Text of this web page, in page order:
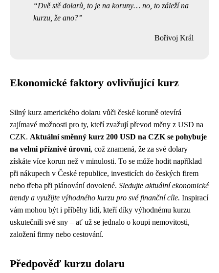
Dvě stě dolarů, to je na koruny… no, to záleží na
kurzu, že ano?
Bořivoj Král
Ekonomické faktory ovlivňující kurz
Silný kurz amerického dolaru vůči české koruně otevírá
zajímavé možnosti pro ty, kteří zvažují převod měny z USD na
CZK. Aktuální směnný kurz 200 USD na CZK se pohybuje
na velmi příznivé úrovni, což znamená, že za své dolary
získáte více korun než v minulosti. To se může hodit například
při nákupech v České republice, investicích do českých firem
nebo třeba při plánování dovolené. Sledujte aktuální ekonomické
trendy a využijte výhodného kurzu pro své finanční cíle. Inspirací
vám mohou být i příběhy lidí, kteří díky výhodnému kurzu
uskutečnili své sny – ať už se jednalo o koupi nemovitosti,
založení firmy nebo cestování.
Předpověď kurzu dolaru